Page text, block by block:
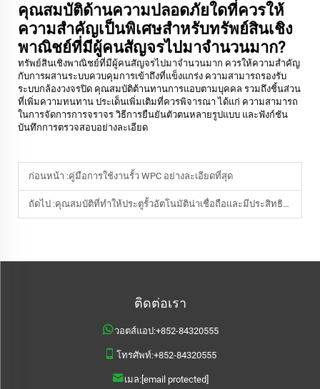
คุณสมบัติด้านความปลอดภัยใดที่ควรให้
ความสำคัญเป็นพิเศษสำหรับทรัพย์สินเชิง
พาณิชย์ที่มีผู้คนสัญจรไปมาจำนวนมาก?
ทรัพย์สินเชิงพาณิชย์ที่มีผู้คนสัญจรไปมาจำนวนมาก ควรให้ความสำคัญ
กับการผสานระบบควบคุมการเข้าถึงที่แข็งแกร่ง ความสามารถรองรับ
ระบบกล้องวงจรปิด คุณสมบัติต้านทานการแอบตามบุคคล รวมถึงชิ้นส่วน
ที่เพิ่มความทนทาน ประเด็นเพิ่มเติมที่ควรพิจารณา ได้แก่ ความสามารถ
ในการจัดการการจราจร วิธีการยืนยันตัวตนหลายรูปแบบ และฟังก์ชัน
บันทึกการตรวจสอบอย่างละเอียด
ก่อนหน้า :คู่มือการใช้งานรั้ว WPC อย่างละเอียดที่สุด
ถัดไป :คุณสมบัติที่ทำให้ประตูรั้วอัตโนมัติน่าเชื่อถือและมีประสิทธิภาพคืออะไร
ติดต่อเรา
วอตส์แอป:+852-84320555
โทรศัพท์:+852-84320555
เมล:[email protected]